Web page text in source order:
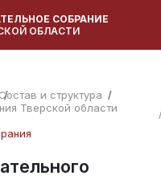
СОБРАНИЕ
ОБЛАСТИ
Состав и структура
Тверской области